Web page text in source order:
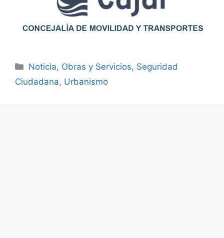
Noticia, Obras y Servicios, Seguridad
Ciudadana, Urbanismo